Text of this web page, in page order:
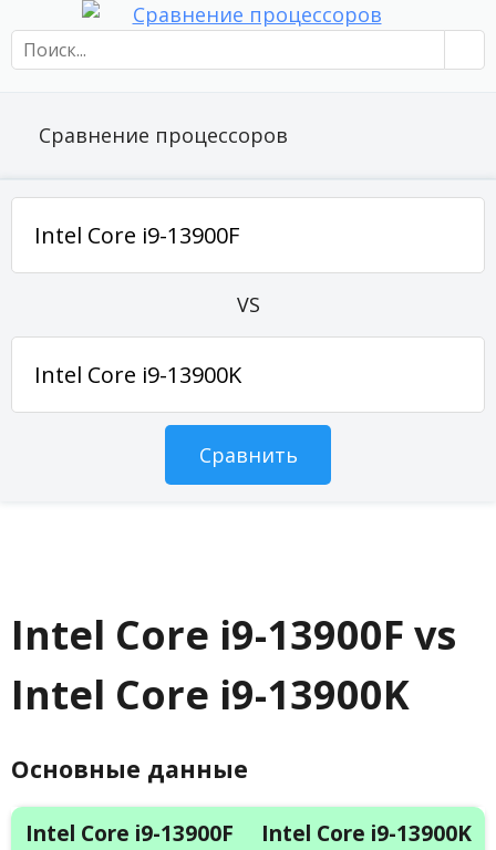
Сравнение процессоров
VS
Intel Core i9-13900F vs
Intel Core i9-13900K
Основные данные
Intel Core i9-13900F Intel Core i9-13900K